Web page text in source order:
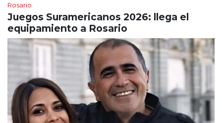
Rosario
Juegos Suramericanos 2026: llega el
equipamiento a Rosario